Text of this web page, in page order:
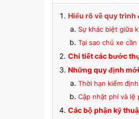
Hiểu rõ về quy
Sự khác biệt giữa
Tại sao chủ xe
Chi tiết các bước
Những quy định
Thời hạn kiểm
Cập nhật phí và lệ
Các bộ phận kỹ